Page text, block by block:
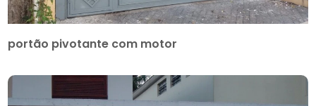
portão pivotante com motor